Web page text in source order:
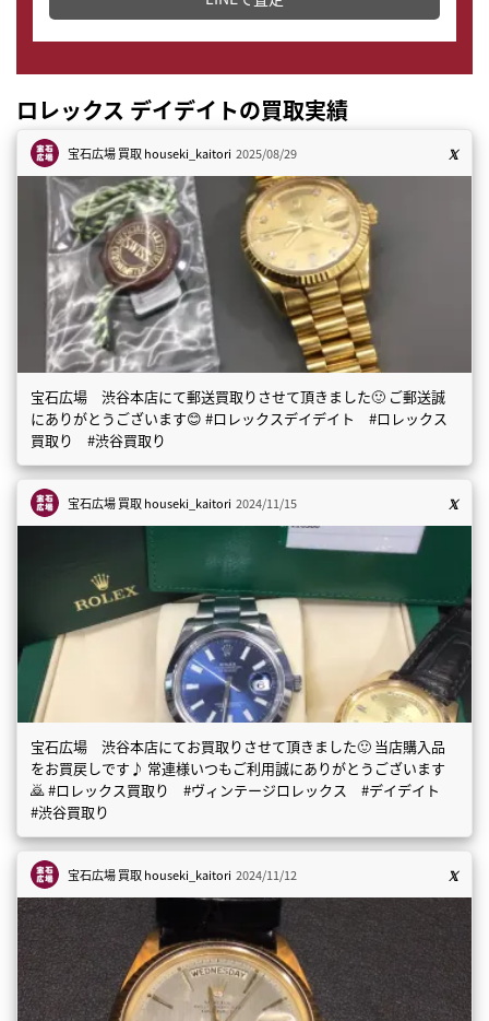
ロレックス デイデイトの買取実績
宝石広場 買取houseki_kaitori 2025/08/29
宝石広場 渋谷本店にて郵送買取りさせて頂きました🙂 ご郵送誠
にありがとうございます😊 #ロレックスデイデイト #ロレックス
買取り #渋谷買取り
宝石広場 買取houseki_kaitori 2024/11/15
宝石広場 渋谷本店にてお買取りさせて頂きました🙂 当店購入品
をお買戻しです♪ 常連様いつもご利用誠にありがとうございます
🙇 #ロレックス買取り #ヴィンテージロレックス #デイデイト
#渋谷買取り
宝石広場 買取houseki_kaitori 2024/11/12